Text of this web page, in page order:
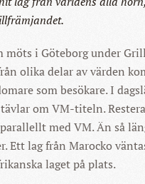
i Göteborg under
olika delar av värden
som besökare. I
om VM-titeln.
med VM. Än så
Ett lag från Marocko
laget på plats.